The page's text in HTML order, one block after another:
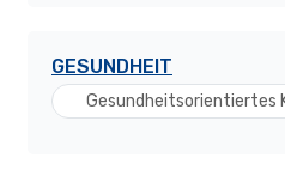
GESUNDHEIT
Gesundheitsorientiertes